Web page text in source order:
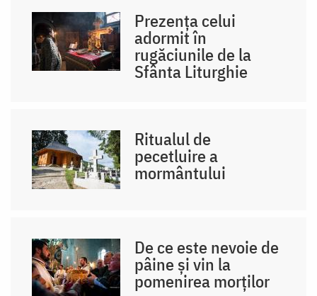
Prezența celui
adormit în
rugăciunile de la
Sfânta Liturghie
Ritualul de
pecetluire a
mormântului
De ce este nevoie de
pâine și vin la
pomenirea morților